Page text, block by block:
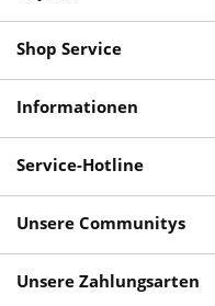
Shop Service
Informationen
Service-Hotline
Unsere Communitys
Unsere Zahlungsarten